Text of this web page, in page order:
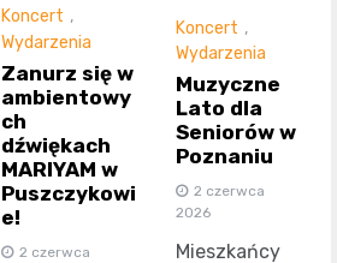
Koncert ,
Wydarzenia
Zanurz się w
ambientowy
ch
dźwiękach
MARIYAM w
Puszczykowi
e!
2 czerwca
Koncert ,
Wydarzenia
Muzyczne
Lato dla
Seniorów w
Poznaniu
2 czerwca
2026
Mieszkańcy